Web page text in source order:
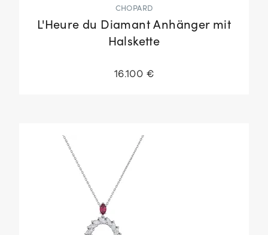
CHOPARD
L'Heure du Diamant Anhänger mit
Halskette
16.100 €